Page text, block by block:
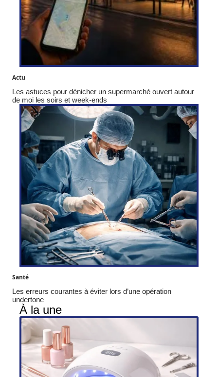
Actu
Les astuces pour dénicher un supermarché ouvert autour
de moi les soirs et week-ends
Santé
Les erreurs courantes à éviter lors d’une opération
undertone
À la une